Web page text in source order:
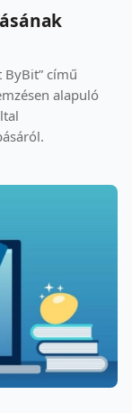
ByBit” című
alapuló